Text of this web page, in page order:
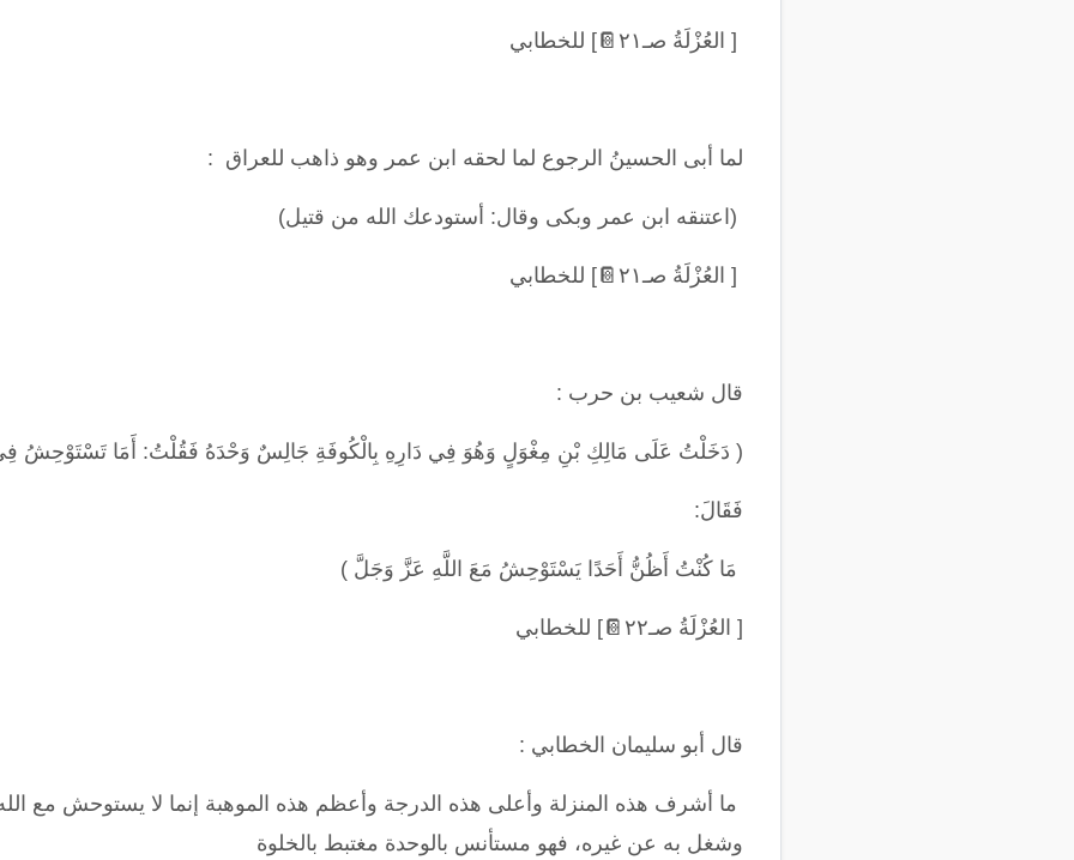
[ العُزْلَةُ صـ٢١ 📔] للخطابي
لما أبى الحسينُ الرجوع لما لحقه ابن عمر وهو ذاهب للعراق :
(اعتنقه ابن عمر وبكى وقال: أستودعك الله من قتيل)
[ العُزْلَةُ صـ٢١ 📔] للخطابي
قال شعيب بن حرب :
( دَخَلْتُ عَلَى مَالِكِ بْنِ مِغْوَلٍ وَهُوَ فِي دَارِهِ بِالْكُوفَةِ جَالِسٌ وَحْدَهُ فَقُلْتُ: أَمَا تَسْتَوْحِشُ فِي
فَقَالَ:
مَا كُنْتُ أَظُنُّ أَحَدًا يَسْتَوْحِشُ مَعَ اللَّهِ عَزَّ وَجَلَّ )
[ العُزْلَةُ صـ٢٢ 📔] للخطابي
قال أبو سليمان الخطابي :
ما أشرف هذه المنزلة وأعلى هذه الدرجة وأعظم هذه الموهبة إنما لا يستوحش مع
وشغل به عن غيره، فهو مستأنس بالوحدة مغتبط بالخلوة